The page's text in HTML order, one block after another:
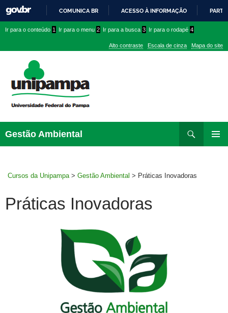
PARA
CONTEÚDO
COMUNICA BR ACESSO À INFORMAÇÃO
conteúdo
menu
superior
menu
Ir para o conteúdo 1 Ir para o menu 2 Ir para a busca 3 Ir para o rodapé 4
Alto contraste Escala de cinza Mapa do site
Gestão Ambiental
Cursos da Unipampa > Gestão Ambiental > Práticas Inovadoras
Práticas Inovadoras